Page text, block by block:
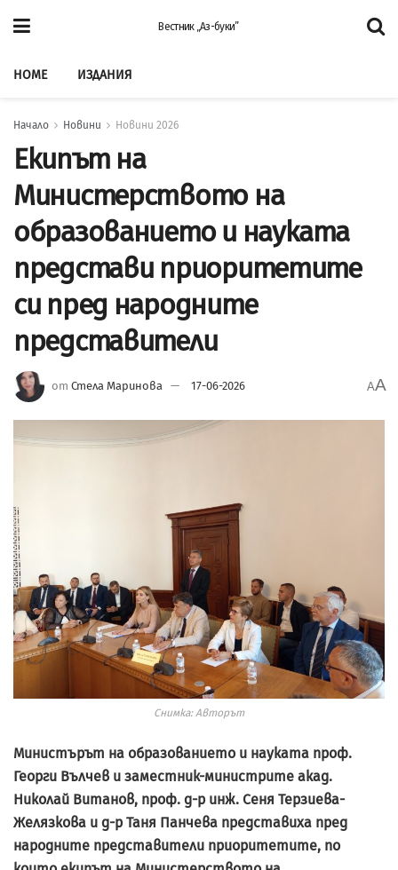
Вестник „Аз-буки”
HOME ИЗДАНИЯ
Начало Новини Новини 2026
Екипът на
Министерството на
образованието и науката
представи приоритетите
си пред народните
представители
от Стела Маринова 17-06-2026 AA
Снимка: Авторът
Министърът на образованието и науката проф.
Георги Вълчев и заместник-министрите акад.
Николай Витанов, проф. д-р инж. Сеня Терзиева-
Желязкова и д-р Таня Панчева представиха пред
народните представители приоритетите, по